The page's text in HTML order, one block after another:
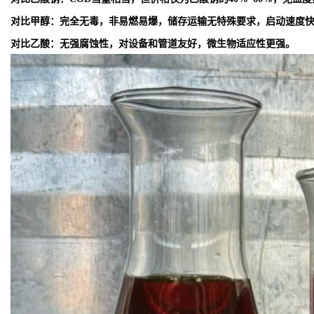
对比甲醇：完全无毒，非易燃易爆，储存运输无特殊要求，启动速度
对比乙酸：无强腐蚀性，对设备和管道友好，微生物适应性更强。